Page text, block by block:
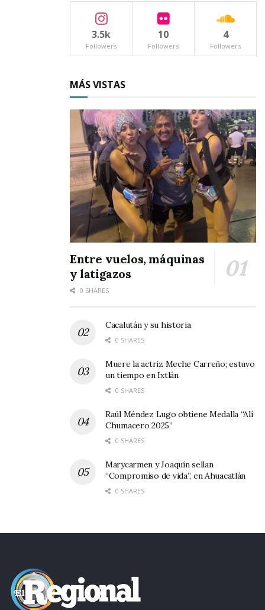
3.5k
Followers
10
Followers
4
Followers
MÁS VISTAS
Entre vuelos, máquinas
y latigazos
0 SHARES
Cacalután y su historia
0 SHARES
Muere la actriz Meche Carreño; estuvo
un tiempo en Ixtlán
0 SHARES
Raúl Méndez Lugo obtiene Medalla “Alí
Chumacero 2025”
0 SHARES
Marycarmen y Joaquín sellan
“Compromiso de vida”, en Ahuacatlán
0 SHARES